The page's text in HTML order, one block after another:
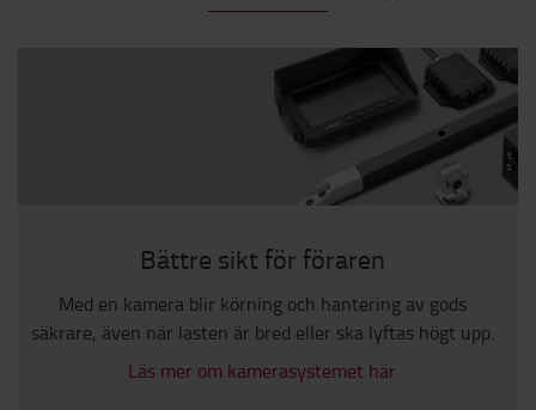
Bättre sikt för föraren
Med en kamera blir körning och hantering av gods
säkrare, även när lasten är bred eller ska lyftas högt upp.
Läs mer om kamerasystemet här